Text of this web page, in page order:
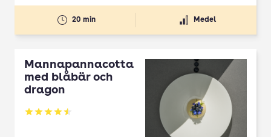
20 min Medel
Mannapannacotta
med blåbär och
dragon
Betyg: 4.5 av 5